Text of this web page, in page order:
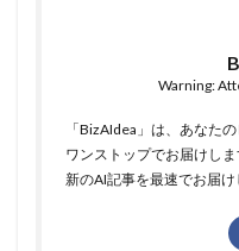
Warning:
「BizAIdea」は、あなた
ワンストップでお届けし
新のAI記事を最速でお届け